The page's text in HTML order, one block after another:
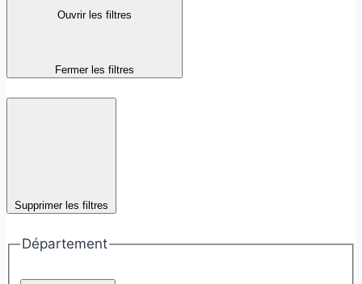
Ouvrir les filtres
Fermer les filtres
Supprimer les filtres
Département